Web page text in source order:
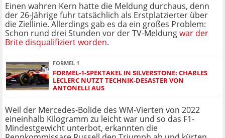
Einen wahren Kern hatte die Meldung durchaus, denn
der 26-Jährige fuhr tatsächlich als Erstplatzierter über
die Ziellinie. Allerdings gab es da ein großes Problem:
Schon rund drei Stunden vor der TV-Meldungwar der
Brite disqualifiziert worden.
FORMEL 1
FORMEL-1-SPEKTAKEL IN SILVERSTONE: CHARLES
LECLERC NUTZT TECHNIK-DESASTER VON
ANTONELLI AUS
Weil der Mercedes-Bolide des WM-Vierten von 2022
eineinhalb Kilogramm zu leicht war und so das F1-
Mindestgewicht unterbot, erkannten die